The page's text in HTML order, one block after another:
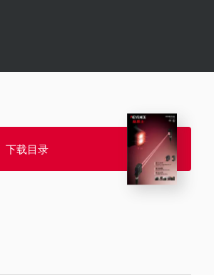
下载目录